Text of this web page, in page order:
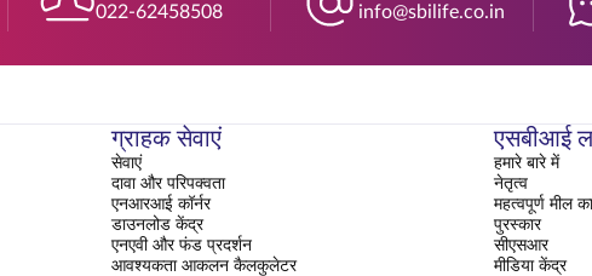
022-62458508 info@sbilife.co.in
ग्राहक सेवाएं
सेवाएं
दावा और परिपक्वता
एनआरआई कॉर्नर
डाउनलोड केंद्र
एनएवी और फंड प्रदर्शन
आवश्यकता आकलन कैलकुलेटर
एसबीआई
हमारे बारे में
नेतृत्व
महत्वपूर्ण मील
पुरस्कार
सीएसआर
मीडिया केंद्र